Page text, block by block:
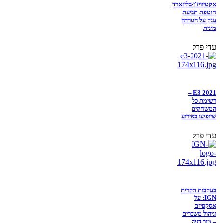
אקטיוויז'ן-בליזארד
חוטפת תביעת
ענק על הטרדה
מינית
עדי פרל
E3 2021 –
רשימת כל
המשחקים
שיופיעו באירוע
עדי פרל
בעקבות תקרית
IGN: על
אסקפיזם
וניהול משברים
– טור דעה